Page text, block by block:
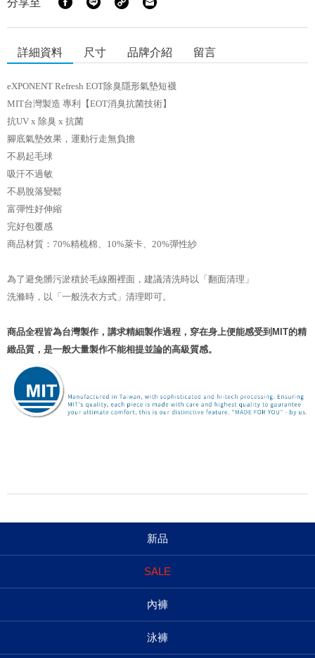
分享至
詳細資料 尺寸 品牌介紹 留言
eXPONENT Refresh EOT除臭隱形氣墊短襪
MIT台灣製造 專利 【EOT消臭抗菌技術】
抗UV x 除臭 x 抗菌
腳底氣墊效果，運動行走無負擔
不易起毛球
吸汗不過敏
不易脫落變鬆
富彈性好伸縮
完好包覆感
商品材質：70%精梳棉、10%萊卡、20%彈性紗
為了避免髒污淤積於毛線圈裡面，建議清洗時以「翻面清理」
洗滌時，以「一般洗衣方式」清理即可。
商品全程皆為台灣製作，講求精細製作過程，穿在身上便能感受到MIT的精
緻品質，是一般大量製作不能相提並論的高級質感。
新品
SALE
內褲
泳褲